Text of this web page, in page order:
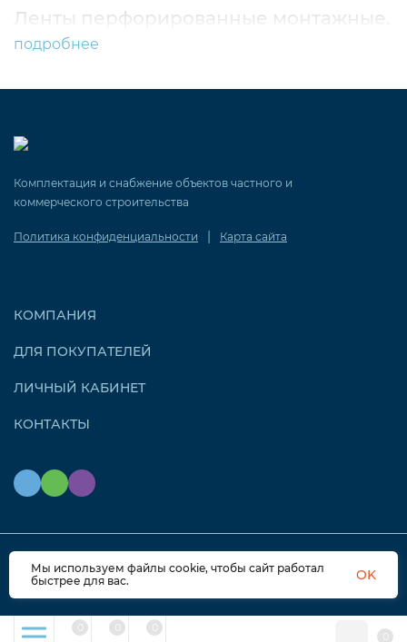
Ленты перфорированные монтажные.
подробнее
Комплектация и снабжение объектов частного и
коммерческого строительства
Политика конфиденциальности | Карта сайта
КОМПАНИЯ
ДЛЯ ПОКУПАТЕЛЕЙ
ЛИЧНЫЙ КАБИНЕТ
КОНТАКТЫ
© 2026 OZONAIR.RU. Все права защищены
Мы используем файлы cookie, чтобы сайт работал
быстрее для вас.
OK